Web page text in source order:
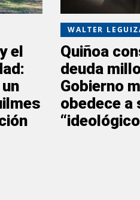
el
WALTER
Quiñoa
deuda
Gobierno
obedece a